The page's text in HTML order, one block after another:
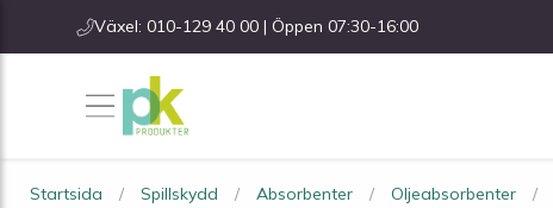
Växel: 010-129 40 00 | Öppen 07:30-16:00
Startsida Spillskydd Absorbenter Oljeabsorbenter